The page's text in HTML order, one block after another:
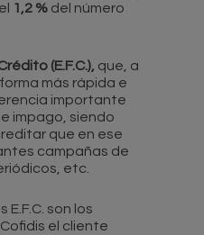
1,2 % del número
(E.F.C.), que, a
más rápida e
importante
impago, siendo
que en ese
campañas de
etc.
son los
el cliente